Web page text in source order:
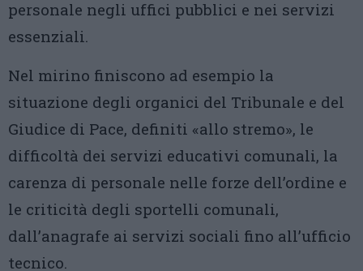
personale negli uffici pubblici e nei servizi
essenziali.
Nel mirino finiscono ad esempio la
situazione degli organici del Tribunale e del
Giudice di Pace, definiti «allo stremo», le
difficoltà dei servizi educativi comunali, la
carenza di personale nelle forze dell’ordine e
le criticità degli sportelli comunali,
dall’anagrafe ai servizi sociali fino all’ufficio
tecnico.